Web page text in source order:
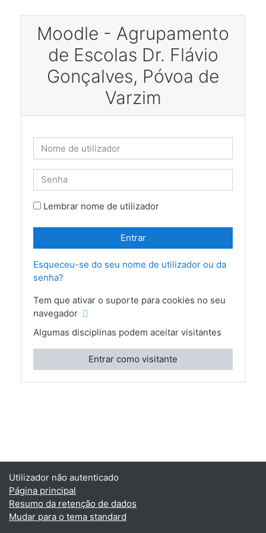
Moodle - Agrupamento
de Escolas Dr. Flávio
Gonçalves, Póvoa de
Varzim
Nome de utilizador
Senha
Lembrar nome de utilizador
Entrar
Esqueceu-se do seu nome de utilizador ou da
senha?
Tem que ativar o suporte para cookies no seu
navegador
Algumas disciplinas podem aceitar visitantes
Entrar como visitante
Utilizador não autenticado
Página principal
Resumo da retenção de dados
Mudar para o tema standard